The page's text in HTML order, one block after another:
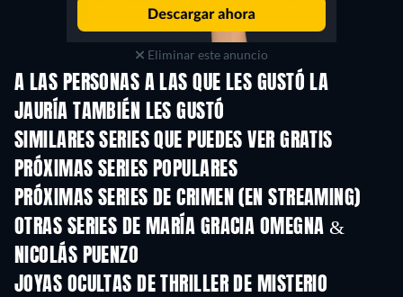
Eliminar este anuncio
A LAS PERSONAS A LAS QUE LES GUSTÓ LA
JAURÍA TAMBIÉN LES GUSTÓ
TV
SIMILARES SERIES QUE PUEDES VER GRATIS
TV TV
PRÓXIMAS SERIES POPULARES
TV
PRÓXIMAS SERIES DE CRIMEN (EN STREAMING)
Temporada 6 Temporada 2
OTRAS SERIES DE MARÍA GRACIA OMEGNA &
NICOLÁS PUENZO
TV
JOYAS OCULTAS DE THRILLER DE MISTERIO
TV